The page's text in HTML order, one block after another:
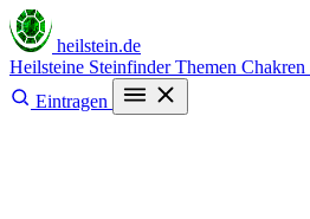
heilstein.de
Heilsteine SteinfinderThemen Chakren
Eintragen